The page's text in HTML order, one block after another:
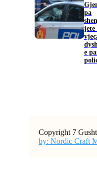
pa
jete
e
Copyright 7
by: Nordic Craft